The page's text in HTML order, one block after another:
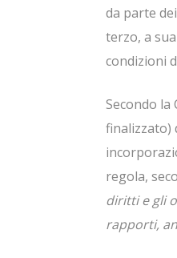
da parte
terzo, a
condizioni
Secondo la
finalizzato)
regola,
diritti e gli
rapporti,